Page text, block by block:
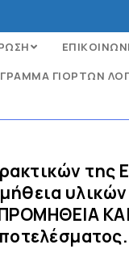
ΓΙΟΡΤΩΝ
της
υλικών